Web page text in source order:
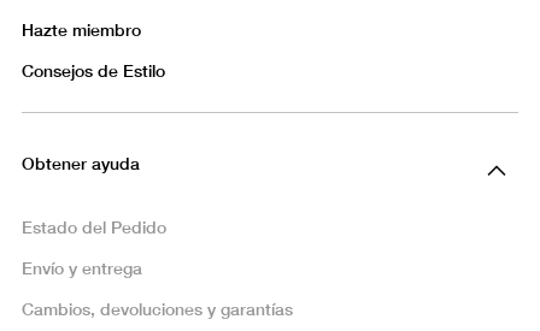
Hazte miembro
Consejos de Estilo
Obtener ayuda
Estado del Pedido
Envío y entrega
Cambios, devoluciones y garantías